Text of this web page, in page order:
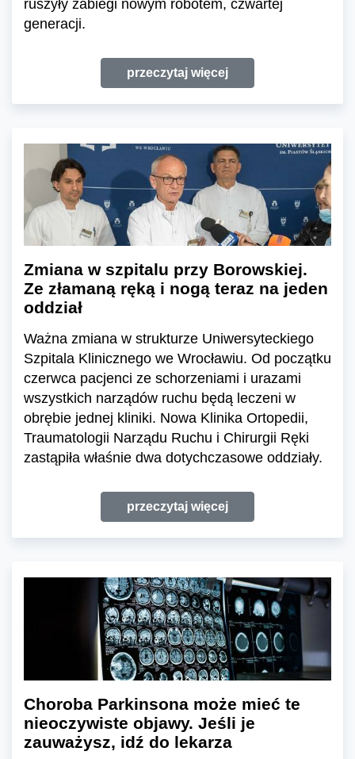
ruszyły zabiegi nowym robotem, czwartej
generacji.
przeczytaj więcej
Zmiana w szpitalu przy Borowskiej.
Ze złamaną ręką i nogą teraz na jeden
oddział
Ważna zmiana w strukturze Uniwersyteckiego
Szpitala Klinicznego we Wrocławiu. Od początku
czerwca pacjenci ze schorzeniami i urazami
wszystkich narządów ruchu będą leczeni w
obrębie jednej kliniki. Nowa Klinika Ortopedii,
Traumatologii Narządu Ruchu i Chirurgii Ręki
zastąpiła właśnie dwa dotychczasowe oddziały.
przeczytaj więcej
Choroba Parkinsona może mieć te
nieoczywiste objawy. Jeśli je
zauważysz, idź do lekarza